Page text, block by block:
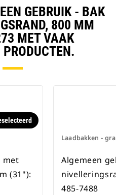
CW-koppelingen zijn
voor alle
op rupsbanden en
GEBRUIK - BAK
800 MM
MET VAAK
PRODUCTEN.
met
(31"):
Laadbakken -
Algemeen
485-7488